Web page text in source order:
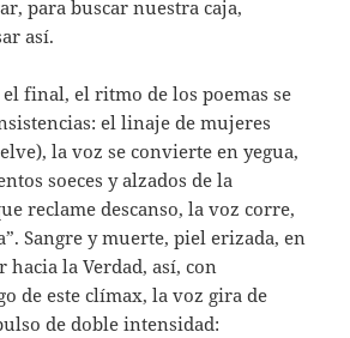
para buscar nuestra caja,
así.
el final, el ritmo de los poemas se
el linaje de mujeres
la voz se convierte en yegua,
soeces y alzados de la
reclame descanso, la voz corre,
Sangre y muerte, piel erizada, en
hacia la Verdad, así, con
de este clímax, la voz gira de
de doble intensidad: